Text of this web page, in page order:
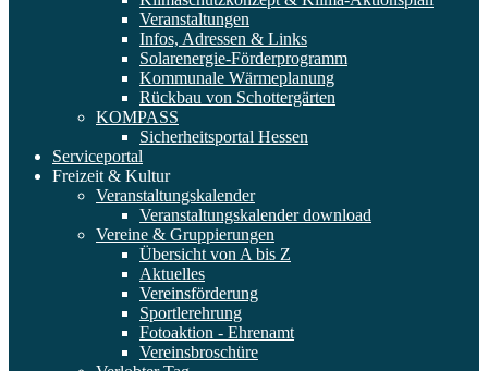
Veranstaltungen
Infos, Adressen & Links
Solarenergie-Förderprogramm
Kommunale Wärmeplanung
Rückbau von Schottergärten
KOMPASS
Sicherheitsportal Hessen
Serviceportal
Freizeit & Kultur
Veranstaltungskalender
Veranstaltungskalender download
Vereine & Gruppierungen
Übersicht von A bis Z
Aktuelles
Vereinsförderung
Sportlerehrung
Fotoaktion - Ehrenamt
Vereinsbroschüre